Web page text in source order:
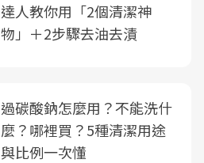
達人教你用「2個清潔神
物」＋2步驟去油去漬
過碳酸鈉怎麼用？不能洗什
麼？哪裡買？5種清潔用途
與比例一次懂